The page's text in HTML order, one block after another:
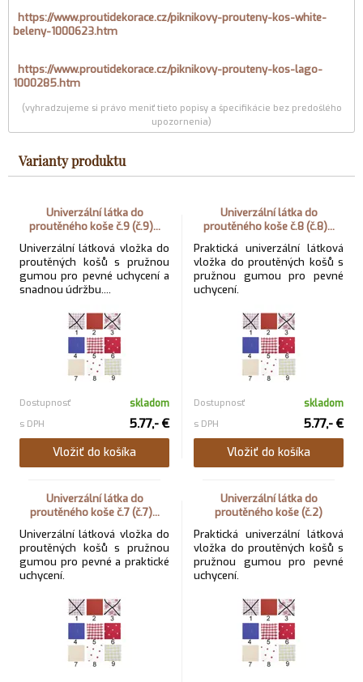
https://www.proutidekorace.cz/piknikovy-prouteny-kos-white-
beleny-1000623.htm
https://www.proutidekorace.cz/piknikovy-prouteny-kos-lago-
1000285.htm
(vyhradzujeme si právo meniť tieto popisy a špecifikácie bez predošlého
upozornenia)
Varianty produktu
Univerzální látka do
proutěného koše č.9 (č.9)...
Univerzální látková vložka do
proutěných košů s pružnou
gumou pro pevné uchycení a
snadnou údržbu....
Dostupnosť skladom
s DPH 5.77,- €
Vložiť do košíka
Univerzální látka do
proutěného koše č.8 (č.8)...
Praktická univerzální látková
vložka do proutěných košů s
pružnou gumou pro pevné
uchycení.
Dostupnosť skladom
s DPH 5.77,- €
Vložiť do košíka
Univerzální látka do
proutěného koše č.7 (č.7)...
Univerzální látková vložka do
proutěných košů s pružnou
gumou pro pevné a praktické
uchycení.
Univerzální látka do
proutěného koše (č.2)
Praktická univerzální látková
vložka do proutěných košů s
pružnou gumou pro pevné
uchycení.